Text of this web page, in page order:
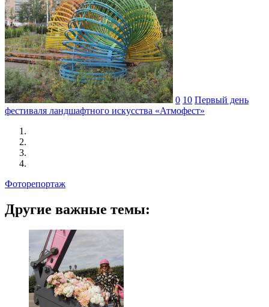
0 10 Первый день
фестиваля ландшафтного искусства «Атмофест»
Фоторепортаж
Другие важные темы: